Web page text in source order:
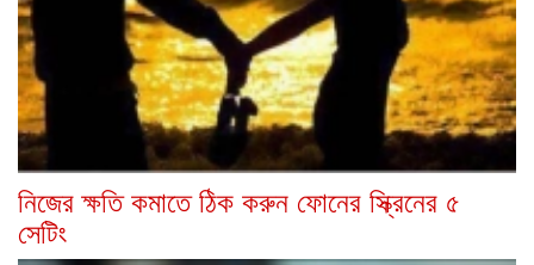
নিজের ক্ষতি কমাতে ঠিক করুন ফোনের স্ক্রিনের ৫
সেটিং